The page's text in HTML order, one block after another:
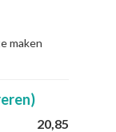
maken
20,85